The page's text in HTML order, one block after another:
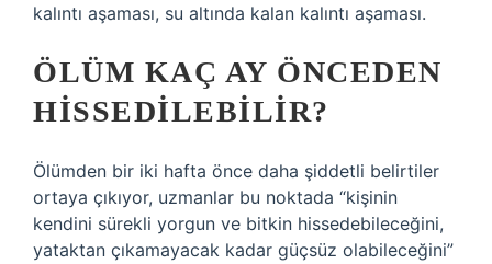
kalıntı aşaması, su altında kalan kalıntı aşaması.
ÖLÜM KAÇ AY ÖNCEDEN
HISSEDILEBILIR?
Ölümden bir iki hafta önce daha şiddetli belirtiler
ortaya çıkıyor, uzmanlar bu noktada “kişinin
kendini sürekli yorgun ve bitkin hissedebileceğini,
yataktan çıkamayacak kadar güçsüz olabileceğini”